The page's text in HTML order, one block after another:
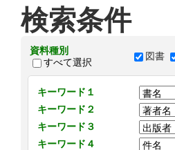
検索条件
資料種別
すべて選択
図書
キーワード１
キーワード２
キーワード３
キーワード４